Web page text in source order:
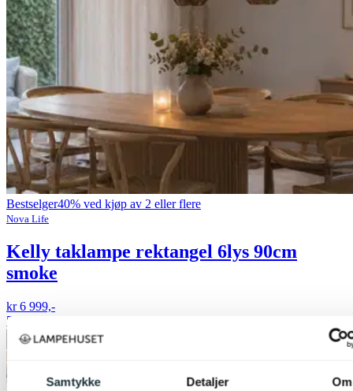
Samtykke Detaljer Om
Bestselger40% ved kjøp av 2 eller flere
Nova Life
Kelly taklampe rektangel 6lys 90cm
smoke
kr 6 999,-
50%
Legg til ønskeliste